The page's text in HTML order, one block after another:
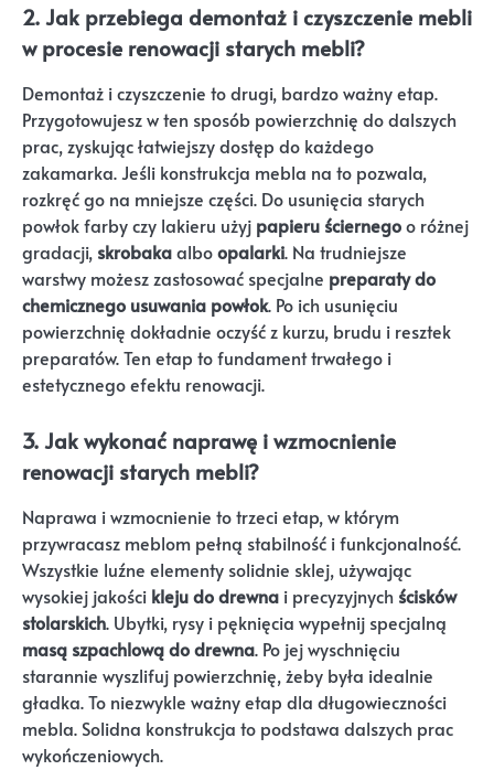
2. Jak przebiega demontaż i czyszczenie mebli
w procesie renowacji starych mebli?
Demontaż i czyszczenie to drugi, bardzo ważny etap.
Przygotowujesz w ten sposób powierzchnię do dalszych
prac, zyskując łatwiejszy dostęp do każdego
zakamarka. Jeśli konstrukcja mebla na to pozwala,
rozkręć go na mniejsze części. Do usunięcia starych
powłok farby czy lakieru użyj papieru ściernegoo różnej
gradacji, skrobakaalboopalarki. Na trudniejsze
warstwy możesz zastosować specjalne preparaty do
chemicznego usuwania powłok. Po ich usunięciu
powierzchnię dokładnie oczyść z kurzu, brudu i resztek
preparatów. Ten etap to fundament trwałego i
estetycznego efektu renowacji.
3. Jak wykonać naprawę i wzmocnienie
renowacji starych mebli?
Naprawa i wzmocnienie to trzeci etap, w którym
przywracasz meblom pełną stabilność i funkcjonalność.
Wszystkie luźne elementy solidnie sklej, używając
wysokiej jakości kleju do drewna i precyzyjnych ścisków
stolarskich. Ubytki, rysy i pęknięcia wypełnij specjalną
masą szpachlową do drewna. Po jej wyschnięciu
starannie wyszlifuj powierzchnię, żeby była idealnie
gładka. To niezwykle ważny etap dla długowieczności
mebla. Solidna konstrukcja to podstawa dalszych prac
wykończeniowych.